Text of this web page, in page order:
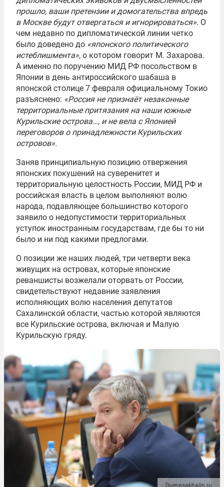
прошло, ваши претензии и домогательства впредь
в Москве будут отвергаться и игнорироваться». О
чем недавно по дипломатической линии четко
было доведено до «японского политического
истеблишмента», о котором говорит М. Захарова.
А именно по поручению МИД РФ посольством в
Японии в день антироссийского шабаша в
японской столице 7 февраля официальному Токио
разъяснено: «Россия не признаёт незаконные
территориальные притязания на наши южные
Курильские острова…, и не вела с Японией
переговоров о принадлежности Курильских
островов».
Заняв принципиальную позицию отвержения
японских покушений на суверенитет и
территориальную целостность России, МИД РФ и
российская власть в целом выполняют волю
народа, подавляющее большинство которого
заявило о недопустимости территориальных
уступок иностранным государствам, где бы то ни
было и ни под какими предлогами.
О позиции же наших людей, три четверти века
живущих на островах, которые японские
реваншисты возжелали оторвать от России,
свидетельствуют недавние заявления
исполняющих волю населения депутатов
Сахалинской области, частью которой являются
все Курильские острова, включая и Малую
Курильскую гряду.
Dumasakhalin.ru